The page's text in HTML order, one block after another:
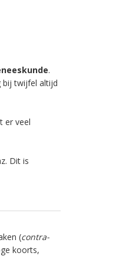
.
bij twijfel altijd
er veel
Dit is
(contra-
koorts,